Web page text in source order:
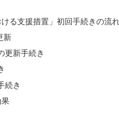
る支援措置」初回手続きの流れ
新
更新手続き
続き
果